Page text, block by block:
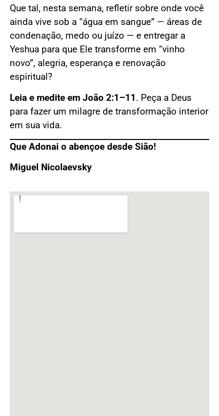
Que tal, nesta semana, refletir sobre onde você
ainda vive sob a “água em sangue” — áreas de
condenação, medo ou juízo — e entregar a
Yeshua para que Ele transforme em “vinho
novo”, alegria, esperança e renovação
espiritual?
Leia e medite em João 2:1–11. Peça a Deus
para fazer um milagre de transformação interior
em sua vida.
Que Adonai o abençoe desde Sião!
Miguel Nicolaevsky